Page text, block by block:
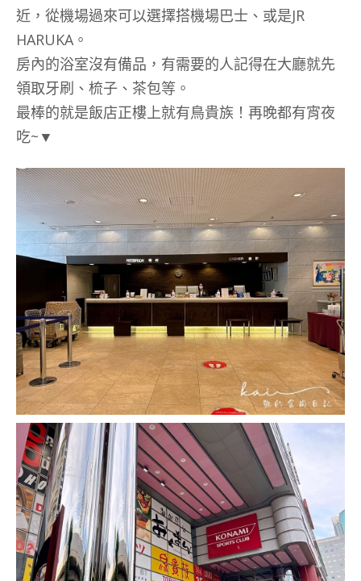
近，從機場過來可以選擇搭機場巴士、或是JR
HARUKA。
房內的浴室沒有備品，有需要的人記得在大廳就先
領取牙刷、梳子、茶包等。
最棒的就是飯店正樓上就有鳥貴族！再晚都有宵夜
吃~▼